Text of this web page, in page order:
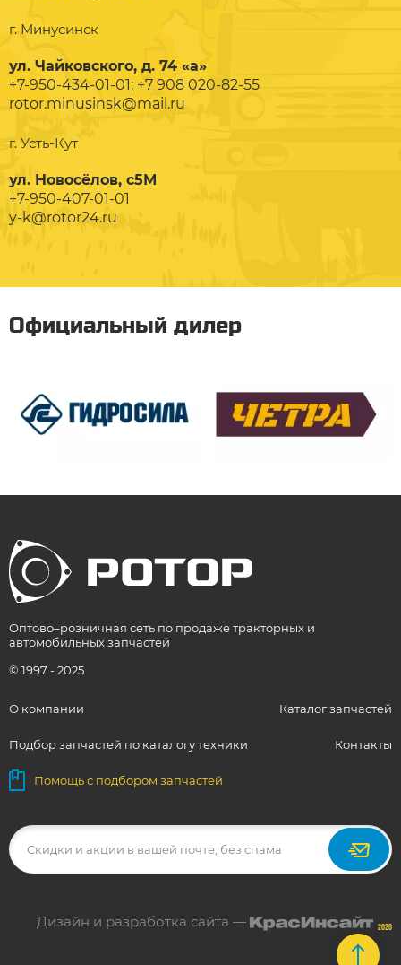
г. Минусинск
ул. Чайковского, д. 74 «а»
+7-950-434-01-01; +7 908 020-82-55
rotor.minusinsk@mail.ru
г. Усть-Кут
ул. Новосёлов, с5М
+7-950-407-01-01
y-k@rotor24.ru
Официальный дилер
Оптово–розничная сеть по продаже тракторных и
автомобильных запчастей
© 1997 - 2025
О компании Каталог запчастей
Подбор запчастей по каталогу техники Контакты
Помощь с подбором запчастей
Дизайн и разработка сайта — 2020